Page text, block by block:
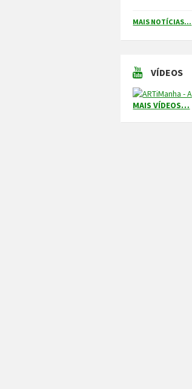
MAIS NOTÍCIAS...
VÍDEOS
MAIS VÍDEOS…